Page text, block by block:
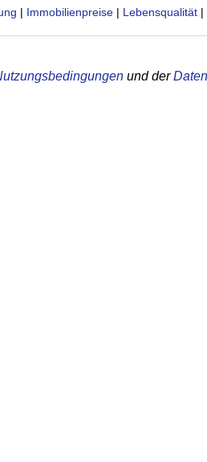
| Immobilienpreise | Lebensqualität |
und der